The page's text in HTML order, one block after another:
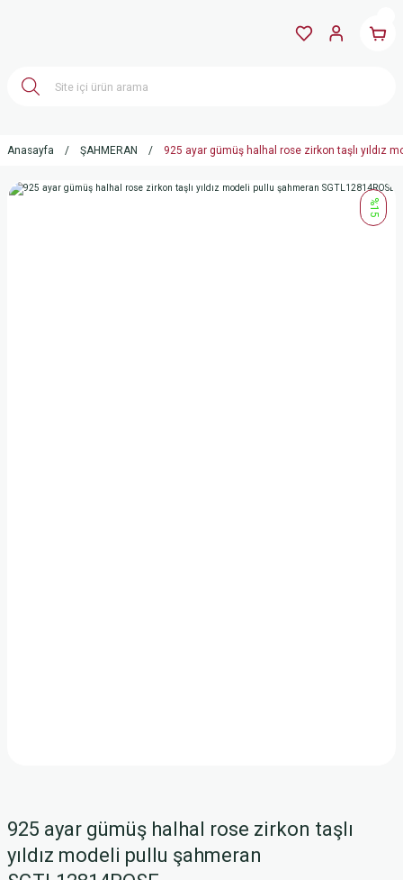
Anasayfa ŞAHMERAN 925 ayar gümüş halhal rose zirkon taşlı yıldız
%15
925 ayar gümüş halhal rose zirkon taşlı
yıldız modeli pullu şahmeran